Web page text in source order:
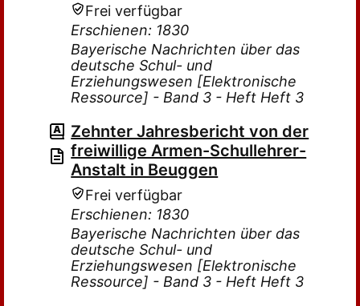
Frei verfügbar
Erschienen: 1830
Bayerische Nachrichten über das
deutsche Schul- und
Erziehungswesen [Elektronische
Ressource] - Band 3 - Heft Heft 3
Zehnter Jahresbericht von der
freiwillige Armen-Schullehrer-
Anstalt in Beuggen
Frei verfügbar
Erschienen: 1830
Bayerische Nachrichten über das
deutsche Schul- und
Erziehungswesen [Elektronische
Ressource] - Band 3 - Heft Heft 3